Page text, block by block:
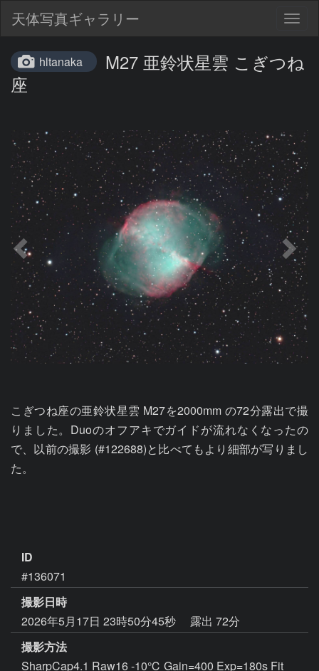
天体写真ギャラリー
hltanaka
M27 亜鈴状星雲 こぎつね
座
こぎつね座の亜鈴状星雲 M27を2000mm の72分露出で撮
りました。Duoのオフアキでガイドが流れなくなったの
で、以前の撮影 (#122688)と比べてもより細部が写りまし
た。
ID
#136071
撮影日時
2026年5月17日 23時50分45秒
露出 72分
撮影方法
SharpCap4.1 Raw16 -10℃ Gain=400 Exp=180s Fit